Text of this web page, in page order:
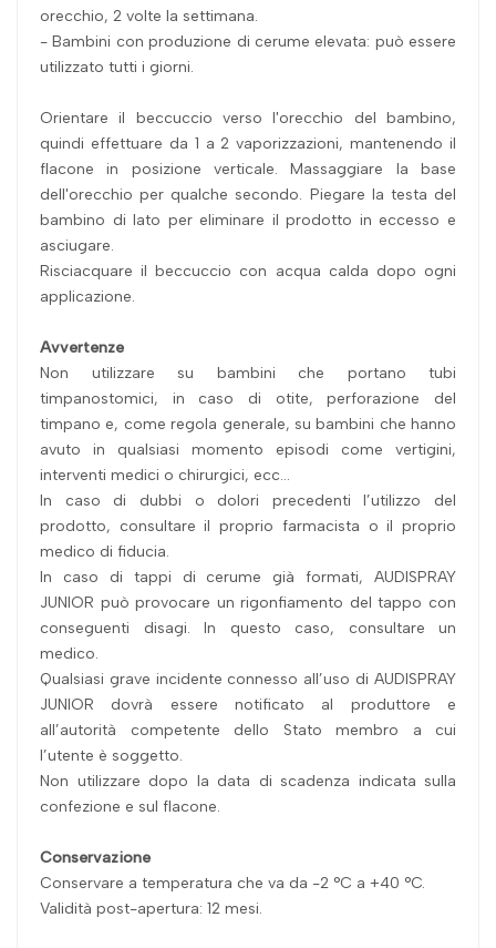
orecchio, 2 volte la settimana.
- Bambini con produzione di cerume elevata: può essere
utilizzato tutti i giorni.
Orientare il beccuccio verso l'orecchio del bambino,
quindi effettuare da 1 a 2 vaporizzazioni, mantenendo il
flacone in posizione verticale. Massaggiare la base
dell'orecchio per qualche secondo. Piegare la testa del
bambino di lato per eliminare il prodotto in eccesso e
asciugare.
Risciacquare il beccuccio con acqua calda dopo ogni
applicazione.
Avvertenze
Non utilizzare su bambini che portano tubi
timpanostomici, in caso di otite, perforazione del
timpano e, come regola generale, su bambini che hanno
avuto in qualsiasi momento episodi come vertigini,
interventi medici o chirurgici, ecc...
In caso di dubbi o dolori precedenti l’utilizzo del
prodotto, consultare il proprio farmacista o il proprio
medico di fiducia.
In caso di tappi di cerume già formati, AUDISPRAY
JUNIOR può provocare un rigonfiamento del tappo con
conseguenti disagi. In questo caso, consultare un
medico.
Qualsiasi grave incidente connesso all’uso di AUDISPRAY
JUNIOR dovrà essere notificato al produttore e
all’autorità competente dello Stato membro a cui
l’utente è soggetto.
Non utilizzare dopo la data di scadenza indicata sulla
confezione e sul flacone.
Conservazione
Conservare a temperatura che va da -2 °C a +40 °C.
Validità post-apertura: 12 mesi.